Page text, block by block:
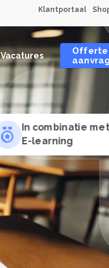
Klantportaal
Vacatures
Offerte
In combinatie met
E-learning